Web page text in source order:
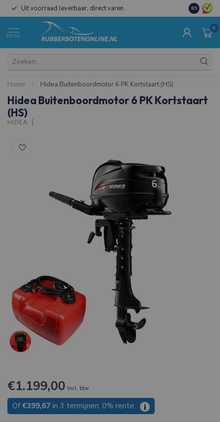
Uit voorraad leverbaar, direct varen Al 15 jaar
8.9
MENU
0
Home / Hidea Buitenboordmotor 6 PK Kortstaart (HS)
Hidea Buitenboordmotor 6 PK Kortstaart
(HS)
HIDEA
€1.199,00 Incl. btw
Of€399,67 in 3 termijnen, 0% rente. i